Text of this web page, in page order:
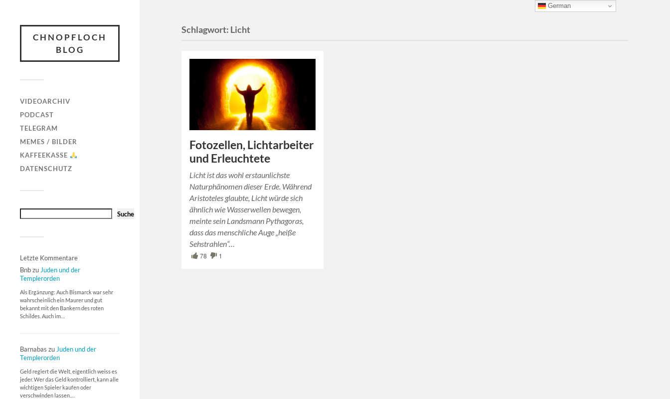
CHNOPFLOCH
BLOG
VIDEOARCHIV
PODCAST
TELEGRAM
MEMES / BILDER
KAFFEEKASSE
DATENSCHUTZ
Suche
Letzte Kommentare
Bnbzu Juden und der
Templerorden
Als Ergänzung: Auch Bismarck war sehr
wahrscheinlich ein Maurer und gut
bekannt mit den Bankern des roten
Schildes. Auch im…
Barnabas zu Juden und der
Templerorden
Geld regiert die Welt, eigentlich weiss es
jeder. Wer das Geld kontrolliert, kann alle
wichtigen Spieler kaufen oder
verschwinden lassen.…
Schlagwort: Licht
Fotozellen, Lichtarbeiter
und Erleuchtete
Licht ist das wohl erstaunlichste
Naturphänomen dieser Erde. Während
Aristoteles glaubte, Licht würde sich
ähnlich wie Wasserwellen bewegen,
meinte sein Landsmann Pythagoras,
dass das menschliche Auge „heiße
Sehstrahlen“…
78 1
German